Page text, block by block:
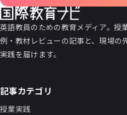
英語教員のための教育メディア。授
例・教材レビューの記事と、現場の
実践を届けます。
記事カテゴリ
授業実践